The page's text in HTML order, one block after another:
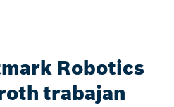
Robotics
trabajan